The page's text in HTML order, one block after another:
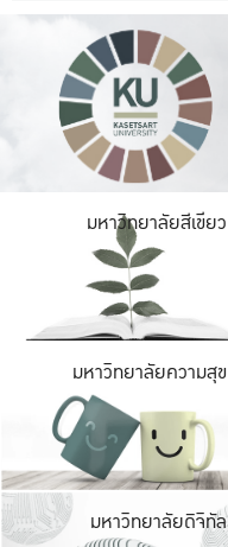
มหาวิทยาลัยสีเขียว
มหาวิทยาลัยความสุข
มหาวิทยาลัยดิจิทัล